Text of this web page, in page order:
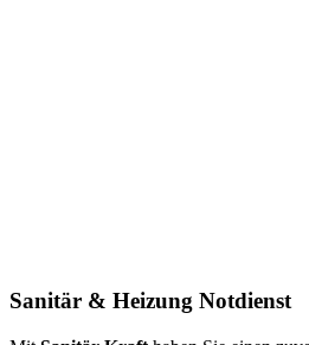
Sanitär & Heizung Notdienst